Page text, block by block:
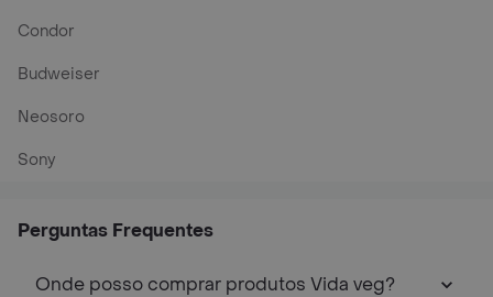
Condor
Budweiser
Neosoro
Sony
Perguntas Frequentes
Onde posso comprar produtos Vida veg?